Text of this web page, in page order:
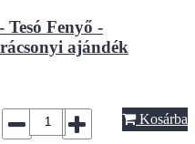
Tesó Fenyő -
ajándék
Kosárba